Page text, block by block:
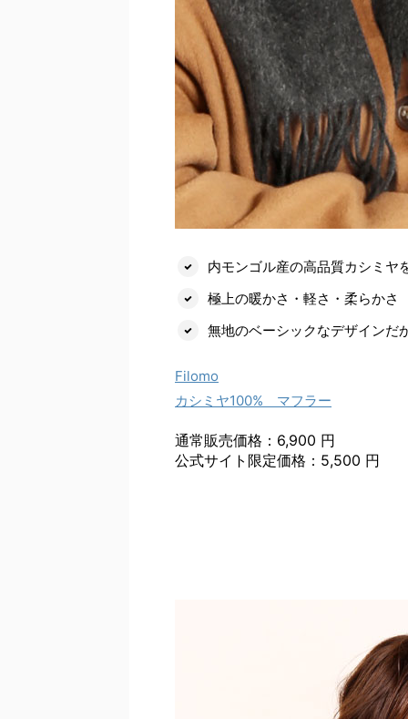
内モンゴル産の高品質カシミヤ
極上の暖かさ・軽さ・柔らかさ
無地のベーシックなデザインだ
Filomo
カシミヤ100% マフラー
通常販売価格：6,900 円
公式サイト限定価格：5,500 円